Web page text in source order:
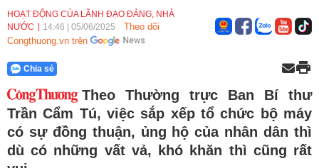
HOẠT ĐỘNG CỦA LÃNH ĐẠO ĐẢNG, NHÀ
NƯỚC
14:46 05/06/2025
Theo dõi
Congthuong.vn trên
Chia sẻ
Theo Thường trực Ban Bí thư
Trần Cẩm Tú, việc sắp xếp tổ chức bộ máy
có sự đồng thuận, ủng hộ của nhân dân thì
dù có những vất vả, khó khăn thì cũng rất